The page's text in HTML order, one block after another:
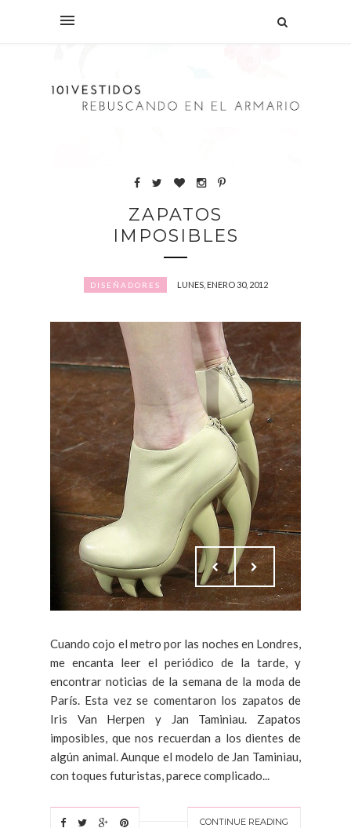
ZAPATOS
IMPOSIBLES
DISEÑADORES LUNES, ENERO 30, 2012
Cuando cojo el metro por las noches en Londres,
me encanta leer el periódico de la tarde, y
encontrar noticias de la semana de la moda de
París. Esta vez se comentaron los zapatos de
Iris Van Herpen y Jan Taminiau. Zapatos
imposibles, que nos recuerdan a los dientes de
algún animal. Aunque el modelo de Jan Taminiau,
con toques futuristas, parece complicado...
CONTINUE READING